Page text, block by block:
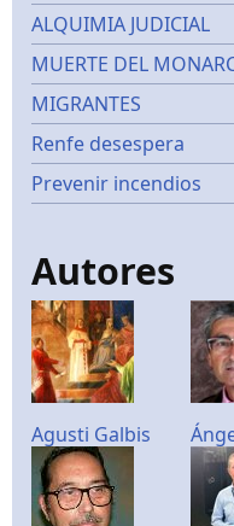
ALQUIMIA JUDICIAL
MUERTE DEL
MIGRANTES
Renfe desespera
Prevenir incendios
Autores
Agusti Galbis